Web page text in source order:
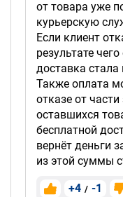
от товара уже
курьерскую
Если клиент
результате
доставка стала
Также оплата
отказе от
оставшихся
бесплатной
вернёт деньги
из этой суммы
+4 / -1